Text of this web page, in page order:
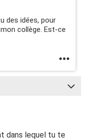
des idées, pour
collège. Est-ce
dans lequel tu te